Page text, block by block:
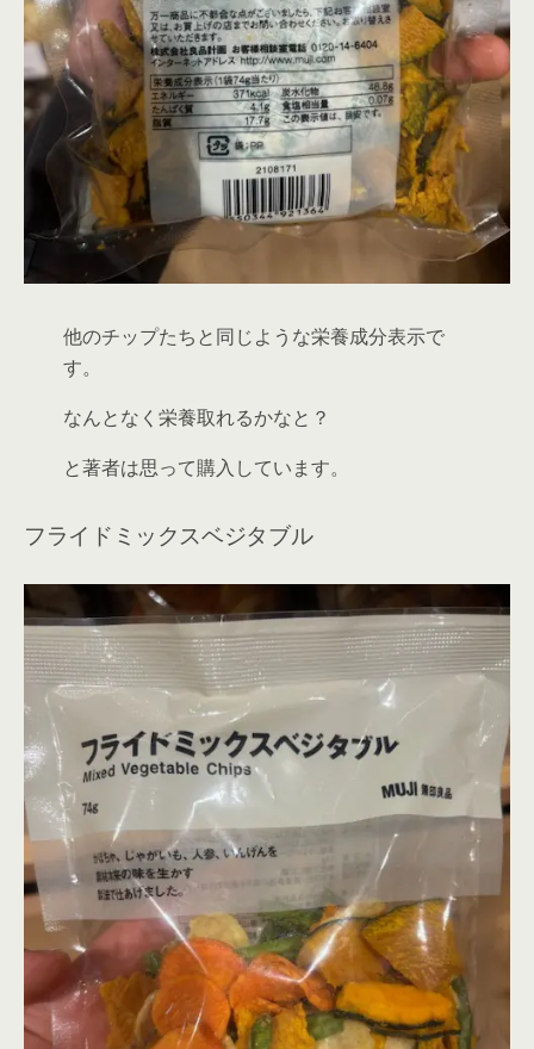
他のチップたちと同じような栄養成分表示で
す。
なんとなく栄養取れるかなと？
と著者は思って購入しています。
フライドミックスベジタブル